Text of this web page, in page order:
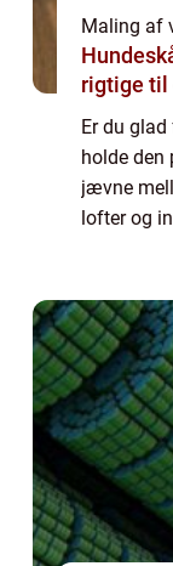
Maling af
rigtige til
Er du
holde den
jævne
lofter og